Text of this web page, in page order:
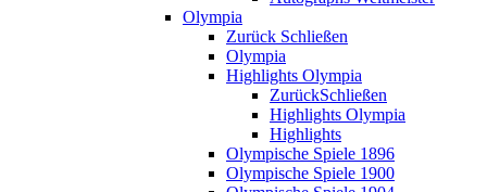
Olympia
Zurück Schließen
Olympia
Highlights Olympia
ZurückSchließen
Highlights Olympia
Highlights
Olympische Spiele 1896
Olympische Spiele 1900